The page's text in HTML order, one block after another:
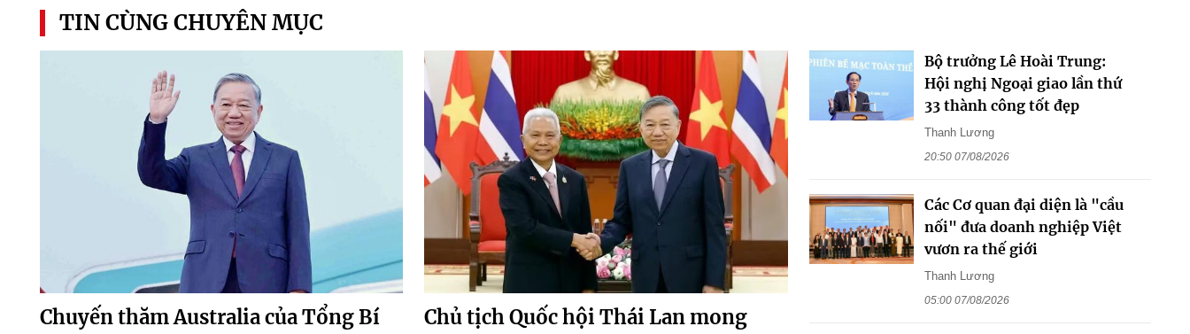
TIN CÙNG CHUYÊN MỤC
Chuyến thăm Australia của Tổng Bí
Chủ tịch Quốc hội Thái Lan mong
Bộ trưởng Lê Hoài Trung:
Hội nghị Ngoại giao lần thứ
33 thành công tốt đẹp
Thanh Lương
20:50 07/08/2026
Các Cơ quan đại diện là "cầu
nối" đưa doanh nghiệp Việt
vươn ra thế giới
Thanh Lương
05:00 07/08/2026